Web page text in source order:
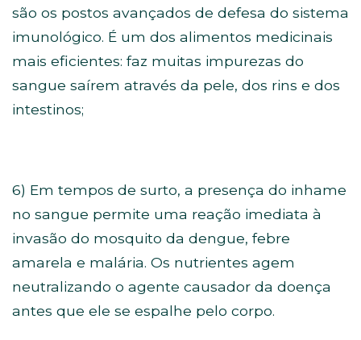
são os postos avançados de defesa do sistema
imunológico. É um dos alimentos medicinais
mais eficientes: faz muitas impurezas do
sangue saírem através da pele, dos rins e dos
intestinos;
6) Em tempos de surto, a presença do inhame
no sangue permite uma reação imediata à
invasão do mosquito da dengue, febre
amarela e malária. Os nutrientes agem
neutralizando o agente causador da doença
antes que ele se espalhe pelo corpo.